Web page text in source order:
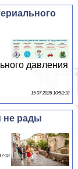
давления
15 07 2026 10:53:18
не рады